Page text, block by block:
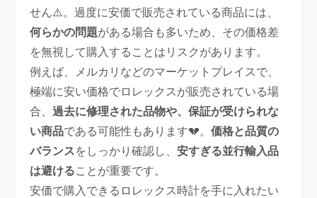
せん⚠️。過度に安価で販売されている商品には、
何らかの問題がある場合も多いため、その価格差
を無視して購入することはリスクがあります。
例えば、メルカリなどのマーケットプレイスで、
極端に安い価格でロレックスが販売されている場
合、過去に修理された品物や、保証が受けられな
い商品である可能性もあります💔。価格と品質の
バランスをしっかり確認し、安すぎる並行輸入品
は避けることが重要です。
安価で購入できるロレックス時計を手に入れたい